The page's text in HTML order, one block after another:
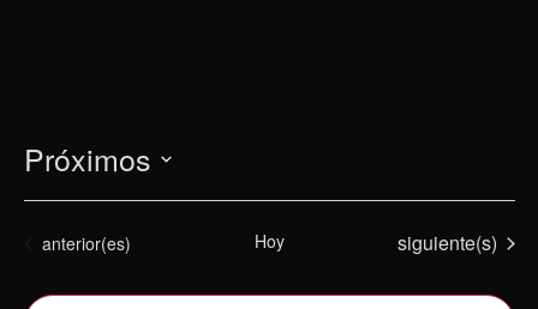
Próximos
fecha.
Eventos
anterior(es) Hoy Eventos
siguiente(s)